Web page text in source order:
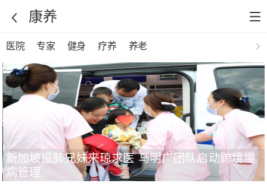
康养
医院 专家 健身 疗养 养老
新加坡慢肺兄妹来琼求医 马明广团队启动跨境慢
病管理